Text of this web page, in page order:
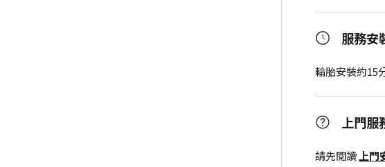
服務安
輪胎安裝約15
上門服
請先閱讀 上